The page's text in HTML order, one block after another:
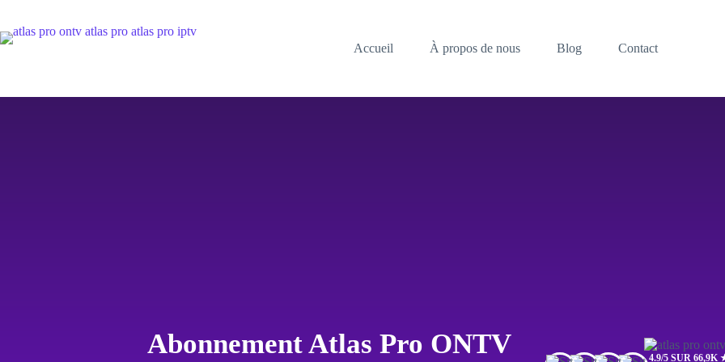
Accueil À propos de nous Blog Contact
Abonnement Atlas Pro ONTV
4.9/5 SUR